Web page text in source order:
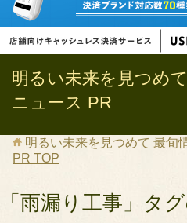
明るい未来を見つめ
ニュース PR
明るい未来を見つめて 最旬
PR TOP
「雨漏り工事」タ